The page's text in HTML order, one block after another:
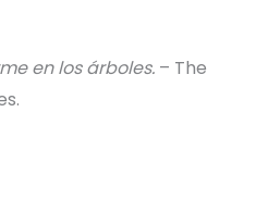
en los árboles.– The